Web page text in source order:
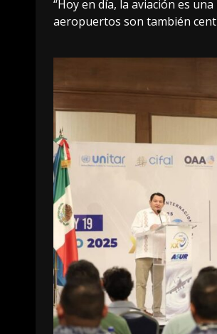
“Hoy en día, la aviación es
aeropuertos son también